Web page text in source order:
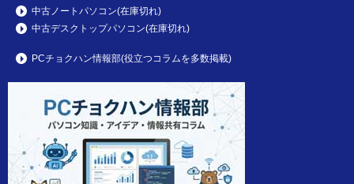
中古ノートパソコン(在庫切れ)
中古デスクトップパソコン(在庫切れ)
PCチョクハン情報部(役立つコラムを多数掲載)